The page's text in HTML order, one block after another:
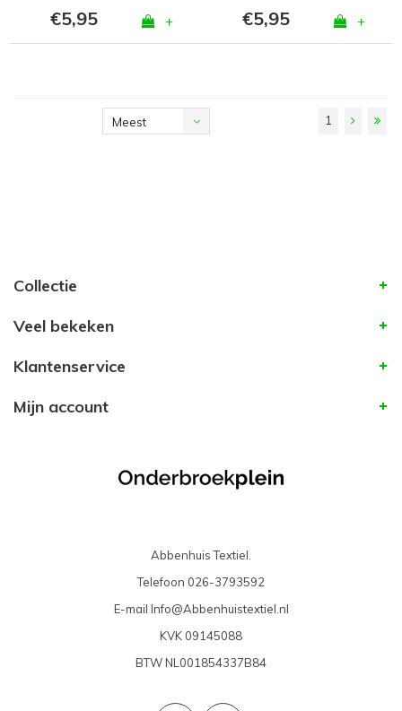
€5,95 + €5,95 +
Meest
1
Collectie
Veel bekeken
Klantenservice
Mijn account
Abbenhuis Textiel.
Telefoon 026-3793592
E-mail Info@Abbenhuistextiel.nl
KVK 09145088
BTWNL001854337B84